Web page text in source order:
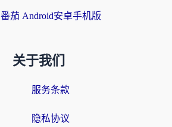
番茄 Android安卓手机版
关于我们
服务条款
隐私协议